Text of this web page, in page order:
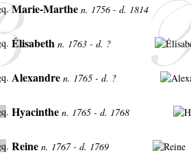
Marie-Marthe n. 1756 - d. 1814
Élisabeth n. 1763 - d. ?
Alexandre n. 1765 - d. ?
. Hyacinthe n. 1765 - d. 1768
. Reine n. 1767 - d. 1769